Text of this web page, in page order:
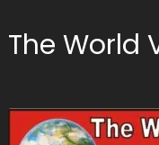
The World